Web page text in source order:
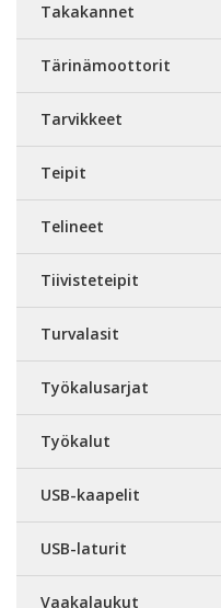
Takakannet
Tärinämoottorit
Tarvikkeet
Teipit
Telineet
Tiivisteteipit
Turvalasit
Työkalusarjat
Työkalut
USB-kaapelit
USB-laturit
Vaakalaukut